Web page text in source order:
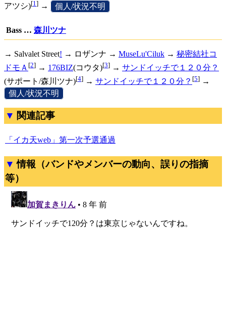
アツシ)[1] → 個人/状況不明
Bass … 森川ツナ
→ Salvalet Street! → ロザンナ → MuseLu'Ciluk → 秘密結社コ
ドモＡ [2] → 176BIZ(コウタ)[3] → サンドイッチで１２０分？
(サポート/森川ツナ)[4] → サンドイッチで１２０分？ [5] →
個人/状況不明
関連記事
「イカ天web」第一次予選通過
情報（バンドやメンバーの動向、誤りの指摘
等）